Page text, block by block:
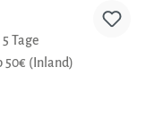
Tage
50€ (Inland)